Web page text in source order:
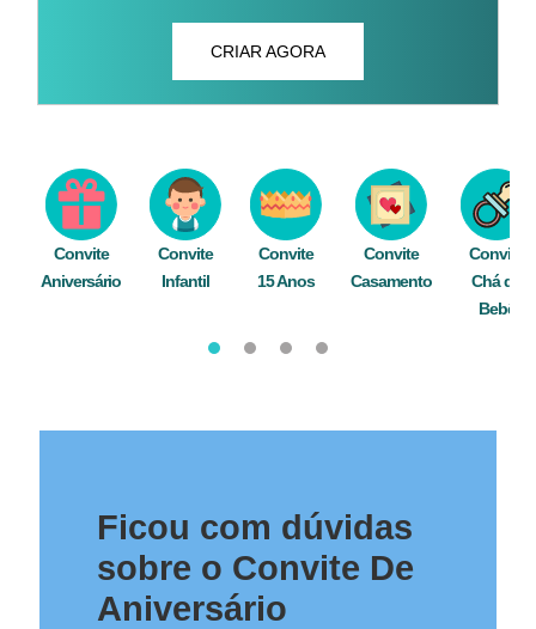
CRIAR AGORA
Convite
Aniversário
Convite
Infantil
Convite
15 Anos
Convite
Casamento
Convite
Chá de
Bebê
Ficou com dúvidas
sobre o Convite De
Aniversário